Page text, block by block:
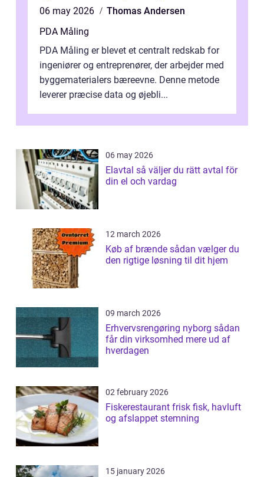
06 may 2026
Thomas Andersen
PDA Måling
PDA Måling er blevet et centralt redskab for
ingeniører og entreprenører, der arbejder med
byggematerialers bæreevne. Denne metode
leverer præcise data og øjebli...
06 may 2026
Elavtal så väljer du rätt avtal för
din el och vardag
12 march 2026
Køb af brænde sådan vælger du
den rigtige løsning til dit hjem
09 march 2026
Erhvervsrengøring nyborg sådan
får din virksomhed mere ud af
hverdagen
02 february 2026
Fiskerestaurant frisk fisk, havluft
og afslappet stemning
15 january 2026